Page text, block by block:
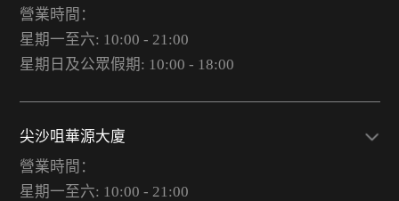
營業時間：
星期一至六: 10:00 - 21:00
星期日及公眾假期: 10:00 - 18:00
尖沙咀華源大廈
營業時間：
星期一至六: 10:00 - 21:00